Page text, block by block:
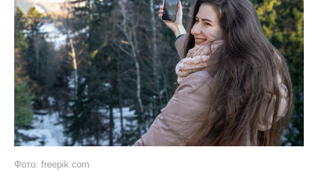
Фото: freepik.com